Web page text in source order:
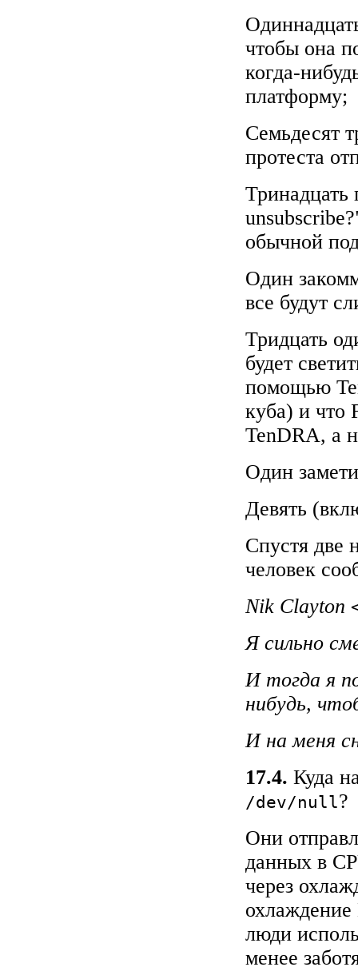
чтобы она
когда-
платформу;
Семьдесят
протеста
обычной
Один
все будут
Тридцать
будет
помощью
куба) и что
TenDRA, а
Один
Девять
Спустя две
человек
Nik Clayton
Я сильно
И тогда я
нибудь,
И на меня
17.4. Куда
/dev/null?
Они
данных в
через
люди
менее